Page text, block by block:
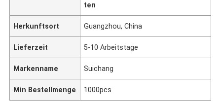
ten
Herkunftsort Guangzhou, China
Lieferzeit 5-10 Arbeitstage
Markenname Suichang
Min Bestellmenge 1000pcs